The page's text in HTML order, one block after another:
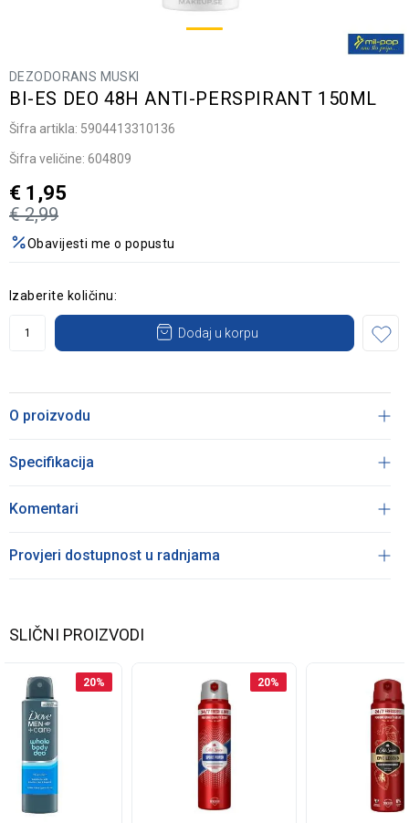
DEZODORANS MUSKI
BI-ES DEO 48H ANTI-PERSPIRANT 150ML
Šifra artikla: 5904413310136
Šifra veličine: 604809
€ 2,99
€ 1,95
Obavijesti me o popustu
Izaberite količinu:
Dodaj u korpu
O proizvodu
Specifikacija
Komentari
Provjeri dostupnost u radnjama
SLIČNI PROIZVODI
20% 20%